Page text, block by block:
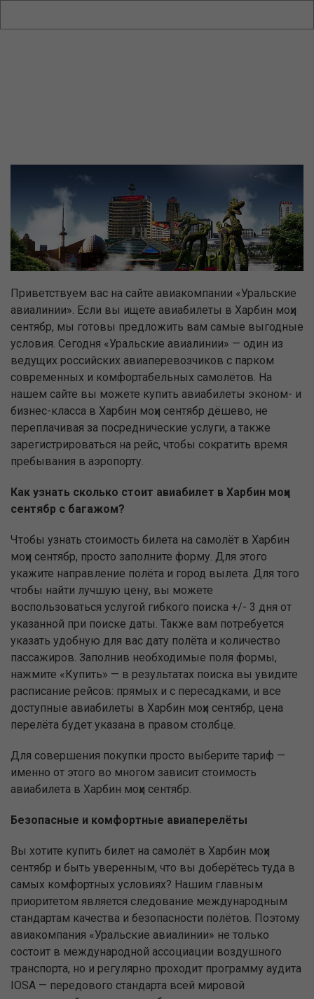
Приветствуем вас на сайте авиакомпании «Уральские
авиалинии». Если вы ищете авиабилеты в Харбин моҳи
сентябр, мы готовы предложить вам самые выгодные
условия. Сегодня «Уральские авиалинии» — один из
ведущих российских авиаперевозчиков с парком
современных и комфортабельных самолётов. На
нашем сайте вы можете купить авиабилеты эконом- и
бизнес-класса в Харбин моҳи сентябр дёшево, не
переплачивая за посреднические услуги, а также
зарегистрироваться на рейс, чтобы сократить время
пребывания в аэропорту.
Как узнать сколько стоит авиабилет в Харбин моҳи
сентябр с багажом?
Чтобы узнать стоимость билета на самолёт в Харбин
моҳи сентябр, просто заполните форму. Для этого
укажите направление полёта и город вылета. Для того
чтобы найти лучшую цену, вы можете
воспользоваться услугой гибкого поиска +/- 3 дня от
указанной при поиске даты. Также вам потребуется
указать удобную для вас дату полёта и количество
пассажиров. Заполнив необходимые поля формы,
нажмите «Купить» — в результатах поиска вы увидите
расписание рейсов: прямых и с пересадками, и все
доступные авиабилеты в Харбин моҳи сентябр, цена
перелёта будет указана в правом столбце.
Для совершения покупки просто выберите тариф —
именно от этого во многом зависит стоимость
авиабилета в Харбин моҳи сентябр.
Безопасные и комфортные авиаперелёты
Вы хотите купить билет на самолёт в Харбин моҳи
сентябр и быть уверенным, что вы доберётесь туда в
самых комфортных условиях? Нашим главным
приоритетом является следование международным
стандартам качества и безопасности полётов. Поэтому
авиакомпания «Уральские авиалинии» не только
состоит в международной ассоциации воздушного
транспорта, но и регулярно проходит программу аудита
IOSA — передового стандарта всей мировой